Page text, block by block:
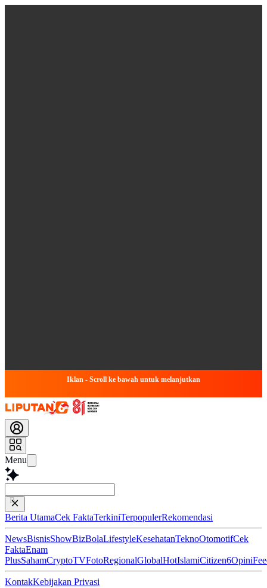
Iklan - Scroll ke bawah untuk melanjutkan
Menu
Baca lebih cepa
Berita UtamaCek FaktaTerkiniTerpopulerRekomendasi
NewsBisnisShowBizBolaLifestyleKesehatanTeknoOtomotifCek
FaktaEnam
PlusSahamCryptoTVFotoRegionalGlobalHotIslamiCitizen6Opini
KontakKebijakan Privasi